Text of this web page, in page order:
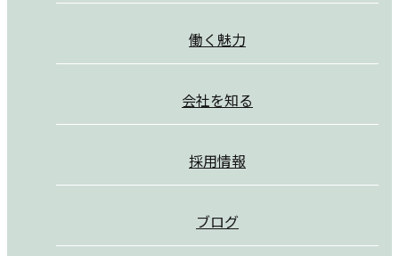
働く魅力
会社を知る
採用情報
ブログ